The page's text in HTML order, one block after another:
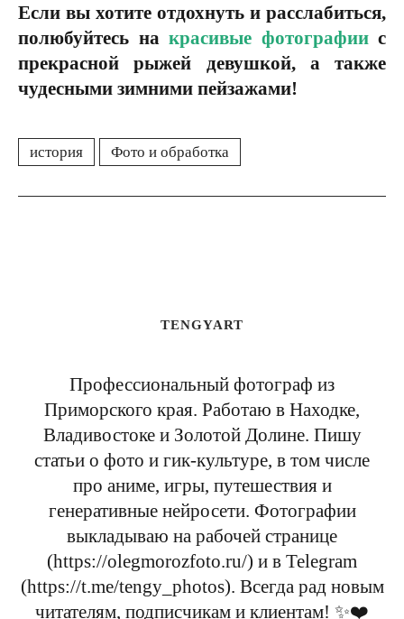
Если вы хотите отдохнуть и расслабиться,
полюбуйтесь на красивые фотографиис
прекрасной рыжей девушкой, а также
чудесными зимними пейзажами!
история Фото и обработка
TENGYART
Профессиональный фотограф из
Приморского края. Работаю в Находке,
Владивостоке и Золотой Долине. Пишу
статьи о фото и гик-культуре, в том числе
про аниме, игры, путешествия и
генеративные нейросети. Фотографии
выкладываю на рабочей странице
(https://olegmorozfoto.ru/) и в Telegram
(https://t.me/tengy_photos). Всегда рад новым
читателям, подписчикам и клиентам! ✨❤️